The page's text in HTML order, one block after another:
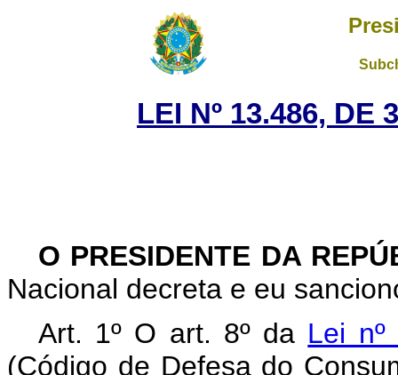
LEI Nº 13.486, DE
O PRESIDENTE DA
Nacional decreta e eu
Art. 1º O art. 8º da Lei
(Código de Defesa do